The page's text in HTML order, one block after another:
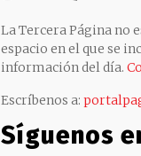
La Tercera Página no
espacio en el que se
información del día.
Escríbenos a:
Síguenos